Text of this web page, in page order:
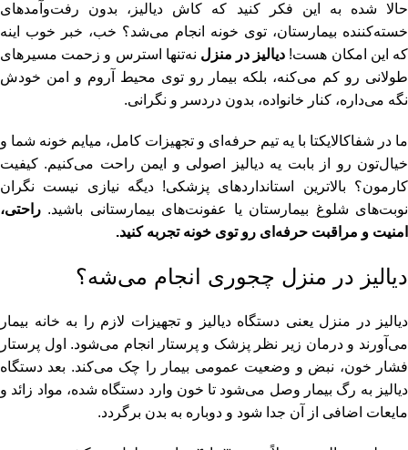
حالا شده به این فکر کنید که کاش دیالیز، بدون رفت‌وآمدهای
خسته‌کننده بیمارستان، توی خونه انجام می‌شد؟ خب، خبر خوب اینه
که این امکان هست! دیالیز در منزل نه‌تنها استرس و زحمت مسیرهای
طولانی رو کم می‌کنه، بلکه بیمار رو توی محیط آروم و امن خودش
نگه می‌داره، کنار خانواده، بدون دردسر و نگرانی.
ما در شفاکالایکتا با یه تیم حرفه‌ای و تجهیزات کامل، میایم خونه شما و
خیال‌تون رو از بابت یه دیالیز اصولی و ایمن راحت می‌کنیم. کیفیت
کارمون؟ بالاترین استانداردهای پزشکی! دیگه نیازی نیست نگران
نوبت‌های شلوغ بیمارستان یا عفونت‌های بیمارستانی باشید. راحتی،
امنیت و مراقبت حرفه‌ای رو توی خونه تجربه کنید.
دیالیز در منزل چجوری انجام می‌شه؟
دیالیز در منزل یعنی دستگاه دیالیز و تجهیزات لازم را به خانه بیمار
می‌آورند و درمان زیر نظر پزشک و پرستار انجام می‌شود. اول پرستار
فشار خون، نبض و وضعیت عمومی بیمار را چک می‌کند. بعد دستگاه
دیالیز به رگ بیمار وصل می‌شود تا خون وارد دستگاه شده، مواد زائد و
مایعات اضافی از آن جدا شود و دوباره به بدن برگردد.